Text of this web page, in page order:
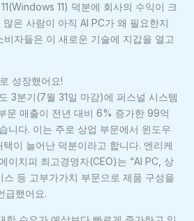
11) 덕분에 회사의 수익이 크
은 사람이 아직 AI PC가 왜 필요한지
자들은 이 새로운 기술에 지갑을 열고
성장했어요!
3분기(7월 31일 마감)에 퍼스널 시스템
문 매출이 전년 대비 6% 증가한 99억
니다. 이는 주로 상업 부문에서 윈도우
택이 늘어난 덕분이라고 합니다. 엔리케
이치피 최고경영자(CEO)는 “AI PC, 상
등 고부가가치 부문으로 제품 구성을
급했어요.